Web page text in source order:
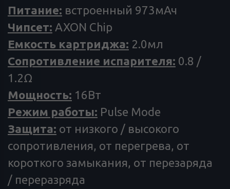
Питание: встроенный 973мАч
Чипсет: AXON Chip
Емкость картриджа: 2.0мл
Сопротивление испарителя: 0.8 /
1.2Ω
Мощность: 16Вт
Режим работы: Pulse Mode
Защита: от низкого / высокого
сопротивления, от перегрева, от
короткого замыкания, от перезаряда
/ переразряда